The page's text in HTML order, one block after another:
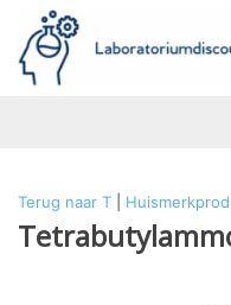
Terug naar T